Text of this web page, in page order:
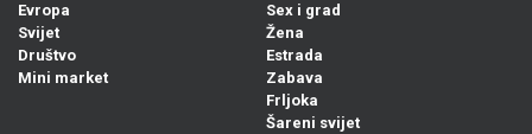
Evropa
Svijet
Društvo
Mini market
Sex i grad
Žena
Estrada
Zabava
Frljoka
Šareni svijet